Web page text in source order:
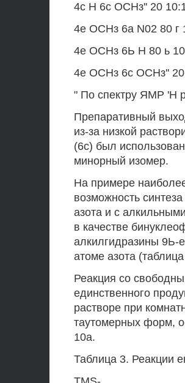
4с Н 6с ОСНз'' 20
4е ОСНз 6а N02 80 г
4е ОСНз 6Ь Н 80 ь
4е ОСНз 6с ОСНз'' 20
" По спектру ЯМР 'Н
Препаративный
из-за низкой
(6с) был
минорный изомер.
На примере
возможность
азота и с
в качестве
алкилгидразины 9Ь-
атоме азота
Реакция со
единственного
растворе при
таутомерных форм,
10а.
Таблица 3. Реакции